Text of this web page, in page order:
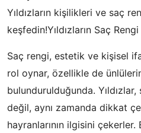
Yıldızların kişilikleri ve saç
keşfedin!Yıldızların Saç
Saç rengi, estetik ve kişisel
rol oynar, özellikle de
bulundurulduğunda.
değil, aynı zamanda dikkat
hayranlarının ilgisini